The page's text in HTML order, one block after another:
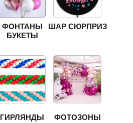
ФОНТАНЫ
БУКЕТЫ
ШАР СЮРПРИЗ
ГИРЛЯНДЫ ФОТОЗОНЫ